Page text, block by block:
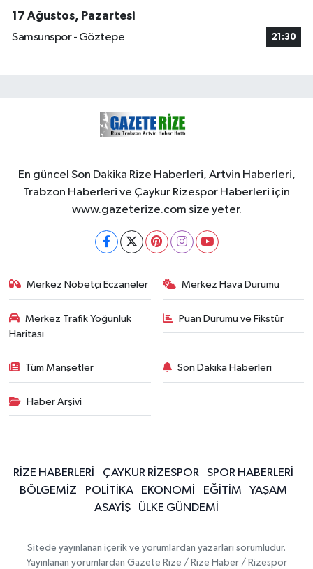
17 Ağustos, Pazartesi
Samsunspor - Göztepe
21:30
En güncel Son Dakika Rize Haberleri, Artvin Haberleri,
Trabzon Haberleri ve Çaykur Rizespor Haberleri için
www.gazeterize.com size yeter.
Merkez Nöbetçi Eczaneler Merkez Hava Durumu
Merkez Trafik Yoğunluk
Haritası
Puan Durumu ve Fikstür
Tüm Manşetler Son Dakika Haberleri
Haber Arşivi
RİZE HABERLERİ ÇAYKUR RİZESPOR
SPOR HABERLERİ
BÖLGEMİZ
POLİTİKA EKONOMİ EĞİTİM
YAŞAM
ASAYİŞ
ÜLKE GÜNDEMİ
Sitede yayınlanan içerik ve yorumlardan yazarları sorumludur.
Yayınlanan yorumlardan Gazete Rize / Rize Haber / Rizespor